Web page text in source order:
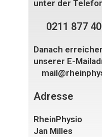
unter der
0211 877
Danach
unserer E-
Adresse
RheinPhysio
Jan Milles